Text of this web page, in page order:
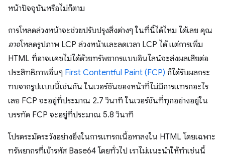
หน้าปัจจุบันหรือไม่ก็ตาม
การโหลดล่วงหน้าจะช่วยปรับปรุงสิ่งต่างๆ ในที่นี้ได้ไหม ได้เลย คุณ
อาจโหลดรูปภาพ LCP ล่วงหน้าและลดเวลา LCP ได้ แต่การเพิ่ม
HTML ที่อาจแคชไม่ได้ด้วยทรัพยากรแบบอินไลน์จะส่งผลเสียต่อ
ประสิทธิภาพอื่นๆ First Contentful Paint (FCP) ก็ได้รับผลกระ
ทบจากรูปแบบนี้เช่นกัน ในเวอร์ชันของหน้าที่ไม่มีการแทรกอะไร
เลย FCP จะอยู่ที่ประมาณ 2.7 วินาที ในเวอร์ชันที่ทุกอย่างอยู่ใน
บรรทัด FCP จะอยู่ที่ประมาณ 5.8 วินาที
โปรดระมัดระวังอย่างยิ่งในการแทรกเนื้อหาลงใน HTML โดยเฉพาะ
ทรัพยากรที่เข้ารหัส Base64 โดยทั่วไป เราไม่แนะนำให้ทำเช่นนี้